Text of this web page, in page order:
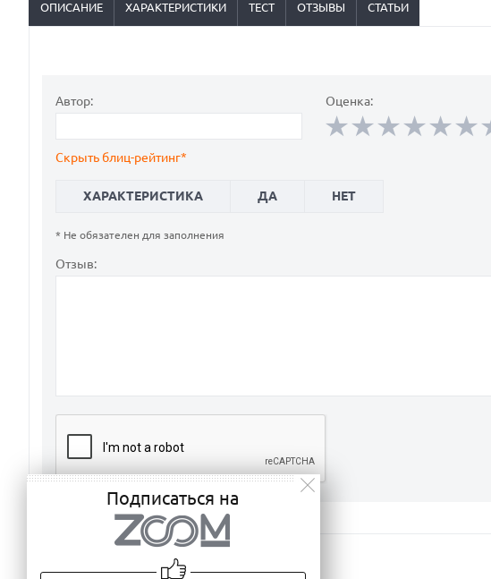
ОПИСАНИЕ ХАРАКТЕРИСТИКИ ТЕСТ ОТЗЫВЫ СТАТЬИ
Автор: Оценка:
Скрыть блиц-рейтинг*
ХАРАКТЕРИСТИКА ДА НЕТ
* Не обязателен для заполнения
Отзыв:
Подписаться на